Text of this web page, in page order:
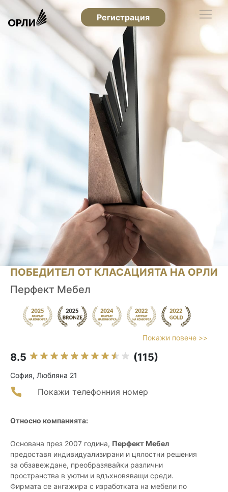
Регистрация
ПОБЕДИТЕЛ ОТ КЛАСАЦИЯТА НА ОРЛИ
Перфект Мебел
Покажи повече >>
8.5 (115)
София, Любляна 21
Покажи телефонния номер
Относно компанията:
Основана през 2007 година, Перфект Мебел
предоставя индивидуализирани и цялостни решения
за обзавеждане, преобразявайки различни
пространства в уютни и вдъхновяващи среди.
Фирмата се ангажира с изработката на мебели по